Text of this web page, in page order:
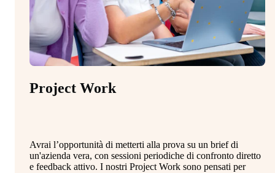
Project Work
Avrai l’opportunità di metterti alla prova su un brief di
un'azienda vera, con sessioni periodiche di confronto diretto
e feedback attivo. I nostri Project Work sono pensati per